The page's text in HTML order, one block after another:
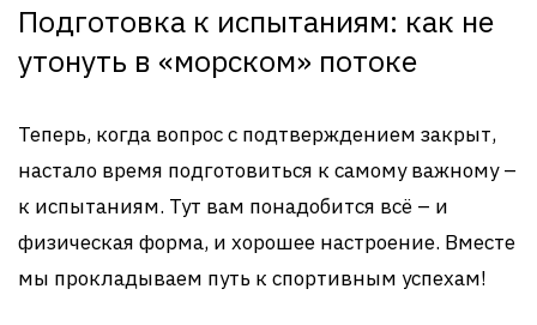
Подготовка к испытаниям: как не
утонуть в «морском» потоке
Теперь, когда вопрос с подтверждением закрыт,
настало время подготовиться к самому важному –
к испытаниям. Тут вам понадобится всё – и
физическая форма, и хорошее настроение. Вместе
мы прокладываем путь к спортивным успехам!